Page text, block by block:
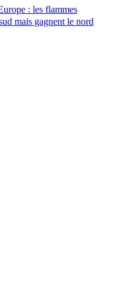
: les flammes
mais gagnent le nord